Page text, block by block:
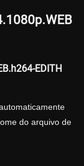
EDITH
do arquivo de